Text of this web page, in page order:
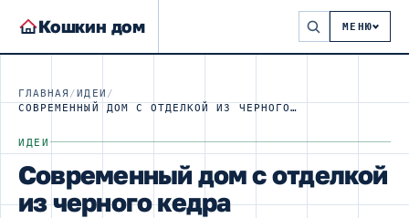
Кошкин дом МЕНЮ
ГЛАВНАЯ /ИДЕИ /
СОВРЕМЕННЫЙ ДОМ С ОТДЕЛКОЙ ИЗ ЧЕРНОГО КЕДРА
ИДЕИ
Современный дом с отделкой
из черного кедра